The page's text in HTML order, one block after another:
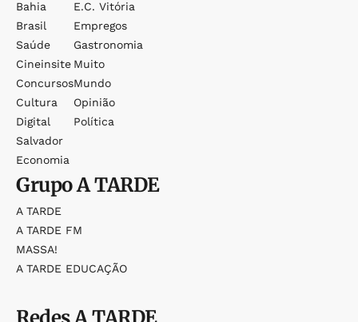
Bahia
Brasil
Saúde
Cineinsite
Concursos
Cultura
Digital
Salvador
Economia
E.c. Vitória
Empregos
Gastronomia
Muito
Mundo
Opinião
Política
GrupoA TARDE
A TARDE
A TARDE FM
MASSA!
A TARDE EDUCAÇÃO